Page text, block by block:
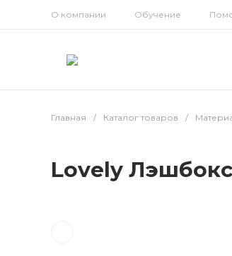
О компании Обучение
Главная / Каталог товаров /
Lovely